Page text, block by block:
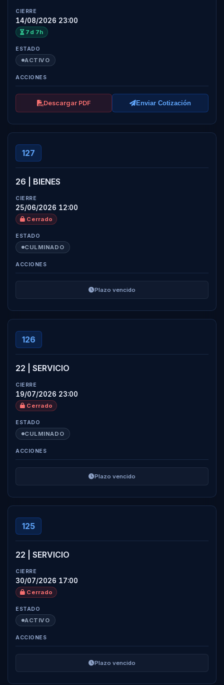
14/08/2026 23:00
7d 7h
ACTIVO
Descargar PDF Enviar Cotización
127
26 | BIENES
25/06/2026 12:00
Cerrado
CULMINADO
Plazo vencido
126
22 | SERVICIO
19/07/2026 23:00
Cerrado
CULMINADO
Plazo vencido
125
22 | SERVICIO
30/07/2026 17:00
Cerrado
ACTIVO
Plazo vencido